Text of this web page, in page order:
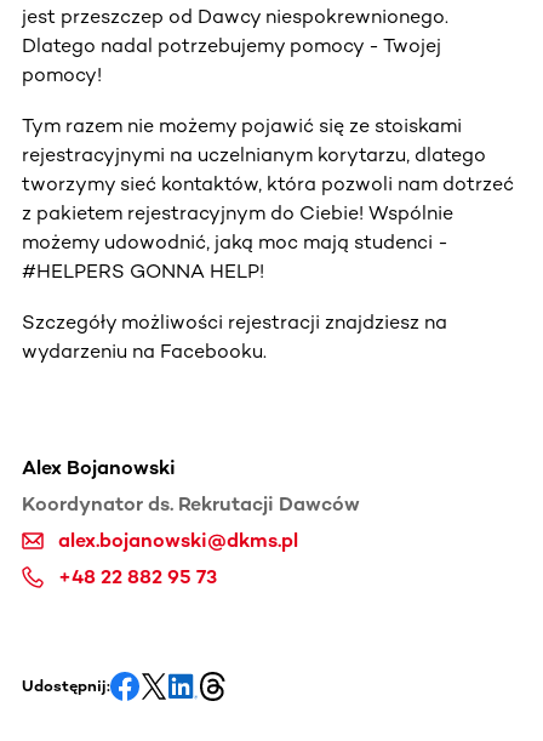
jest przeszczep od Dawcy niespokrewnionego.
Dlatego nadal potrzebujemy pomocy - Twojej
pomocy!
Tym razem nie możemy pojawić się ze stoiskami
rejestracyjnymi na uczelnianym korytarzu, dlatego
tworzymy sieć kontaktów, która pozwoli nam dotrzeć
z pakietem rejestracyjnym do Ciebie! Wspólnie
możemy udowodnić, jaką moc mają studenci -
#HELPERS GONNA HELP!
Szczegóły możliwości rejestracji znajdziesz na
wydarzeniu na Facebooku.
Alex Bojanowski
Koordynator ds. Rekrutacji Dawców
alex.bojanowski@dkms.pl
+48 22 882 95 73
Udostępnij: